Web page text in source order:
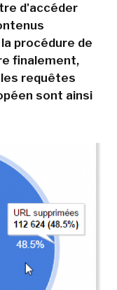
d'accéder
procédure de
finalement,
requêtes
sont ainsi